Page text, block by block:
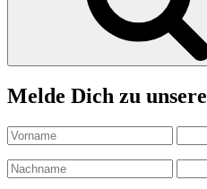
Melde Dich zu